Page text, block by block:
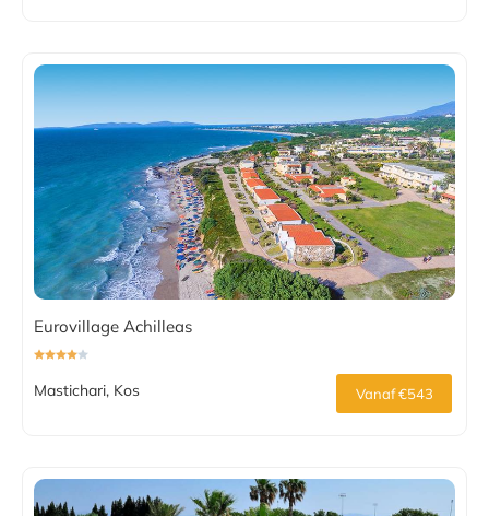
Eurovillage Achilleas
Mastichari, Kos Vanaf €543